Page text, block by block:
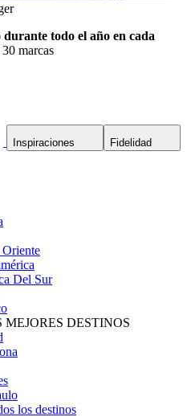
durante todo el año en cada
marcas
Inspiraciones Fidelidad
Del Sur
MEJORES DESTINOS
los destinos